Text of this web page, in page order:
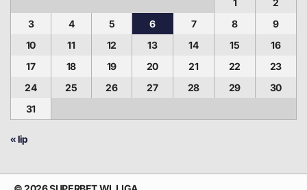
3
4 5 6 7 8
9
10
11 12 13 14 15
16
17
18 19 20 21 22
23
24
25 26 27 28 29
30
31
« lip